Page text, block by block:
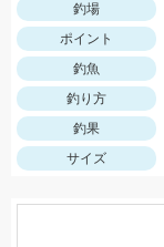
釣場
ポイント
釣魚
釣り方
釣果
サイズ